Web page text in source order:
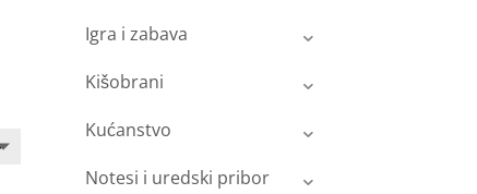
Igra i zabava
Kišobrani
Kućanstvo
Notesi i uredski pribor